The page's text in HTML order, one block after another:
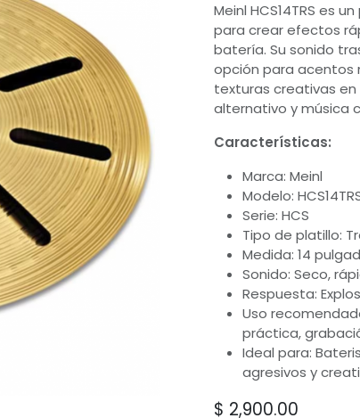
Meinl HCS14TRS es
para crear efectos
batería. Su sonido
opción para acentos
texturas creativas en
alternativo y música
Características:
Marca: Meinl
Modelo:
Serie: HCS
Tipo de platillo:
Medida: 14
Sonido: Seco,
Respuesta:
Uso
práctica,
Ideal para:
agresivos y
$ 2,900.00